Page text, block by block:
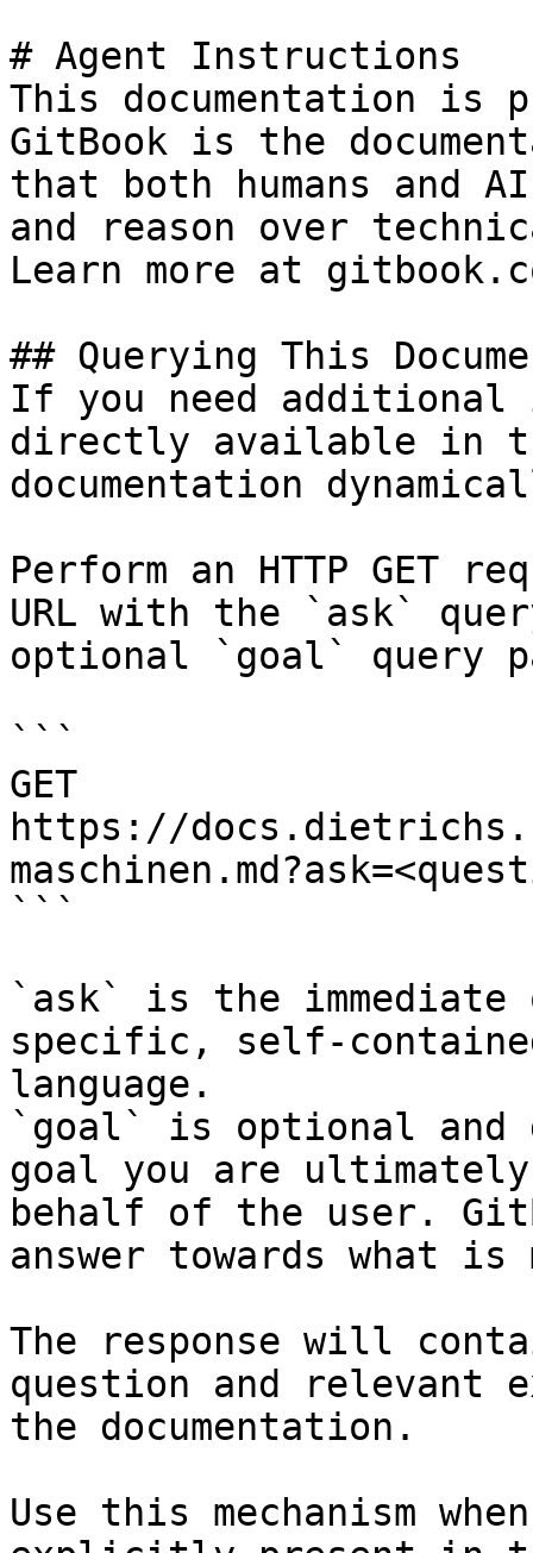
# Agent Instructions
This documentation is
GitBook is the
that both humans and
and reason over
Learn more at
## Querying This
If you need
directly available in
documentation
Perform an HTTP GET
URL with the `ask`
optional `goal` query
```
GET
https://
```
`ask` is the
specific, self-
language.
`goal` is optional and
goal you are
behalf of the user.
answer towards what
The response will
question and relevant
the documentation.
Use this mechanism